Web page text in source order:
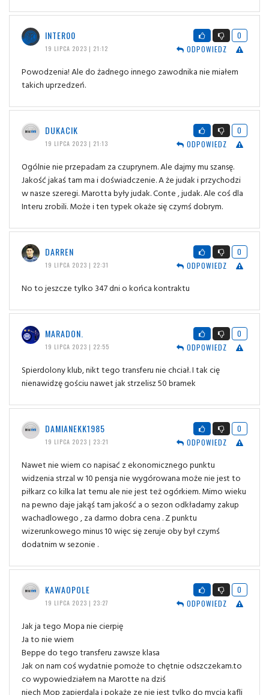
INTER00
19 LIPCA 2023 | 21:12
0
ODPOWIEDZ
Powodzenia! Ale do żadnego innego zawodnika nie miałem
takich uprzedzeń.
DUKACIK
19 LIPCA 2023 | 21:13
0
ODPOWIEDZ
Ogólnie nie przepadam za czuprynem. Ale dajmy mu szansę.
Jakość jakaś tam ma i doświadczenie. A że judak i przychodzi
w nasze szeregi. Marotta były judak. Conte , judak. Ale coś dla
Interu zrobili. Może i ten typek okaże się czymś dobrym.
DARREN
19 LIPCA 2023 | 22:31
0
ODPOWIEDZ
No to jeszcze tylko 347 dni o końca kontraktu
MARADON.
19 LIPCA 2023 | 22:55
0
ODPOWIEDZ
Spierdolony klub, nikt tego transferu nie chciał. I tak cię
nienawidzę gościu nawet jak strzelisz 50 bramek
DAMIANEKK1985
19 LIPCA 2023 | 23:21
0
ODPOWIEDZ
Nawet nie wiem co napisać z ekonomicznego punktu
widzenia strzal w 10 pensja nie wygórowana może nie jest to
piłkarz co kilka lat temu ale nie jest też ogórkiem. Mimo wieku
na pewno daje jakąś tam jakość a o sezon odkładamy zakup
wachadlowego , za darmo dobra cena . Z punktu
wizerunkowego minus 10 więc się zeruje oby był czymś
dodatnim w sezonie .
KAWAOPOLE
19 LIPCA 2023 | 23:27
0
ODPOWIEDZ
Jak ja tego Mopa nie cierpię
Ja to nie wiem
Beppe do tego transferu zawsze klasa
Jak on nam coś wydatnie pomoże to chętnie odszczekam.to
co wypowiedziałem na Marotte na dziś
niech Mop zapierdala i pokaże ze nie jest tylko do mycia kafli